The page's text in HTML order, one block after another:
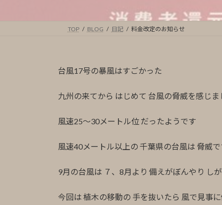
TOP BLOG 日記 料金改定のお知らせ
台風17号の暴風はすごかった
九州の来てから はじめて 台風の脅威を感じま
風速25〜30メートル位 だったようです
風速40メートル以上の 千葉県の台風は 脅威
9月の台風は ７、8月より 備えがぼんやり し
今回は 植木の移動の 手を抜いたら 風で見事